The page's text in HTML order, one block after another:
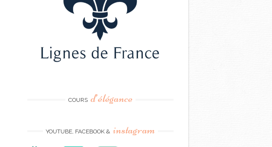
COURS d’élégance
YOUTUBE, FACEBOOK & instagram